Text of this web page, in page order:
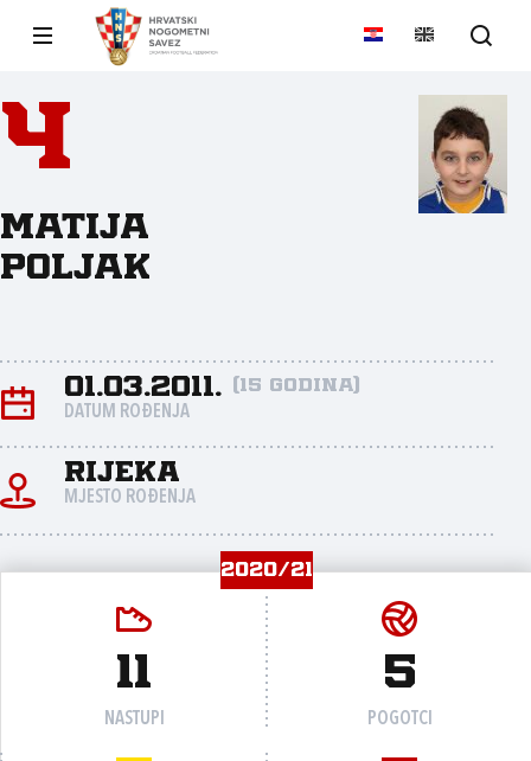
4
Matija
Poljak
01.03.2011. (15 godina)
DATUM ROĐENJA
Rijeka
MJESTO ROĐENJA
2020/21
11
NASTUPI
5
POGOTCI